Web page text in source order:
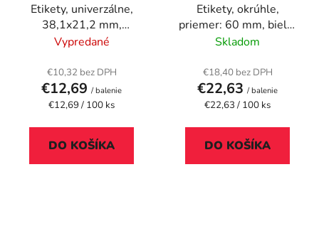
Etikety, univerzálne,
38,1x21,2 mm,
zaoblené rohy, XEROX,
Vypredané
€10,32 bez DPH
€12,69 / balenie
Jednotková
€12,69 / 100 ks
DO KOŠÍKA
Etikety, okrúhle,
priemer: 60 mm, biele,
APLI, 1200 etikiet/bal
Skladom
€18,40 bez DPH
€22,63 / balenie
Jednotková
€22,63 / 100 ks
DO KOŠÍKA